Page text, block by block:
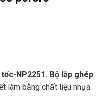
tốc-NP2251. Bộ lắp ghép
làm bằng chất liệu nhựa.